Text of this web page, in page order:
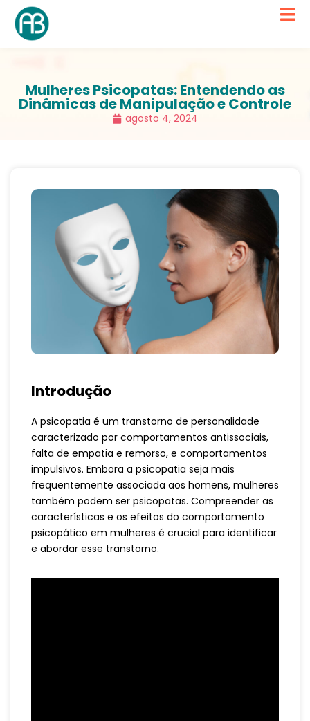
Mulheres Psicopatas: Entendendo as
Dinâmicas de Manipulação e Controle
agosto 4, 2024
Introdução
A psicopatia é um transtorno de personalidade
caracterizado por comportamentos antissociais,
falta de empatia e remorso, e comportamentos
impulsivos. Embora a psicopatia seja mais
frequentemente associada aos homens, mulheres
também podem ser psicopatas. Compreender as
características e os efeitos do comportamento
psicopático em mulheres é crucial para identificar
e abordar esse transtorno.